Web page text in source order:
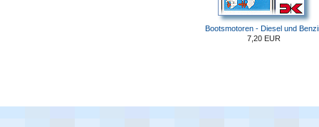
Bootsmotoren - Diesel und
7,20 EUR